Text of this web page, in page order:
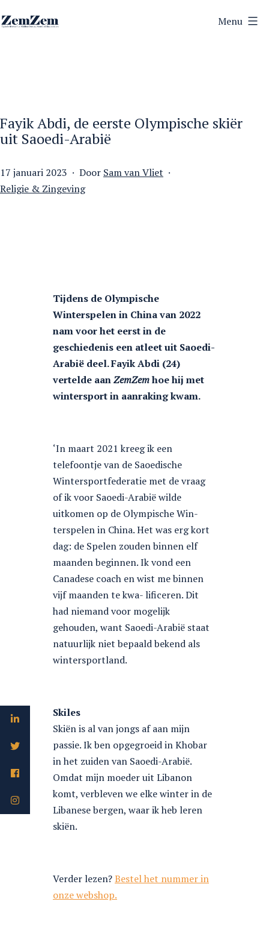
naar
Menu
Fayik Abdi, de eerste Olympische skiër
uit Saoedi-Arabië
Gepubliceerd
op
17 januari 2023 Door Sam van Vliet
Gecategoriseerd
Religie & Zingeving
Tijdens de Olympische
Winterspelen in China van 2022
nam voor het eerst in de
geschiedenis een atleet uit Saoedi-
Arabië deel. Fayik Abdi (24)
vertelde aanZemZemhoe hij met
wintersport in aanraking kwam.
‘In maart 2021 kreeg ik een
telefoontje van de Saoedische
Wintersportfederatie met de vraag
of ik voor Saoedi-Arabië wilde
uitkomen op de Olympische Win-
terspelen in China. Het was erg kort
dag: de Spelen zouden binnen elf
maanden beginnen. Ik vond een
Canadese coach en wist me binnen
vijf maanden te kwa- lificeren. Dit
had niemand voor mogelijk
gehouden, want Saoedi-Arabië staat
natuurlijk niet bepaald bekend als
wintersportland.
Skiles
Skiën is al van jongs af aan mijn
passie. Ik ben opgegroeid in Khobar
in het zuiden van Saoedi-Arabië.
Omdat mijn moeder uit Libanon
komt, verbleven we elke winter in de
Libanese bergen, waar ik heb leren
skiën.
Verder lezen?Bestel het nummer in
onze webshop.